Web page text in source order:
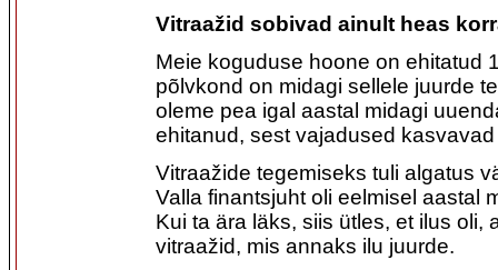
Vitraažid sobivad ainult heas
Meie koguduse hoone on ehitatud
põlvkond on midagi sellele juurde
oleme pea igal aastal midagi
ehitanud, sest vajadused
Vitraažide tegemiseks tuli algatus
Valla finantsjuht oli eelmisel aastal
Kui ta ära läks, siis ütles, et ilus oli,
vitraažid, mis annaks ilu juurde.